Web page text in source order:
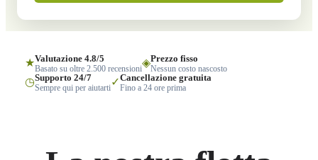
★Valutazione 4.8/5
Basato su oltre 2.500 recensioni◈Prezzo fisso
Nessun costo nascosto
◷Supporto 24/7
Sempre qui per aiutarti✓Cancellazione gratuita
Fino a 24 ore prima